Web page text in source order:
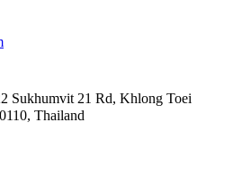
Sukhumvit 21 Rd, Khlong Toei
Thailand